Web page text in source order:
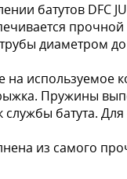
батутов DFC
диаметром
на используемое
Пружины
батута.
из самого